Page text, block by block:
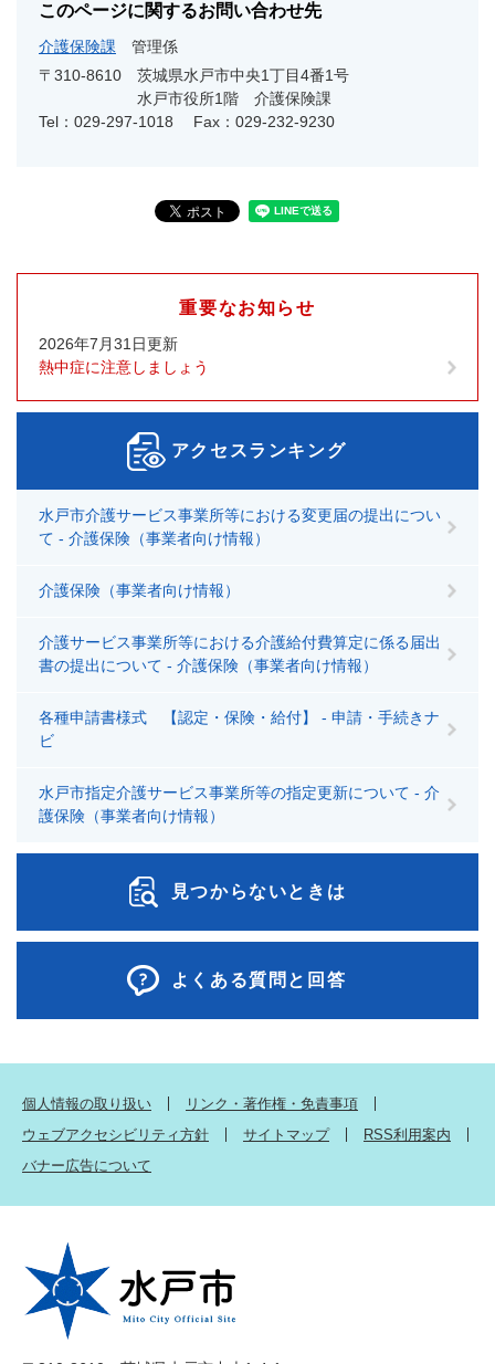
このページに関するお問い合わせ先
介護保険課
管理係
〒310-8610
茨城県水戸市中央1丁目4番1号
水戸市役所1階 介護保険課
Tel：029-297-1018
Fax：029-232-9230
重要なお知らせ
2026年7月31日更新
熱中症に注意しましょう
アクセスランキング
水戸市介護サービス事業所等における変更届の提出につい
て - 介護保険（事業者向け情報）
介護保険（事業者向け情報）
介護サービス事業所等における介護給付費算定に係る届出
書の提出について - 介護保険（事業者向け情報）
各種申請書様式 【認定・保険・給付】 - 申請・手続きナ
ビ
水戸市指定介護サービス事業所等の指定更新について - 介
護保険（事業者向け情報）
見つからないときは
よくある質問と回答
個人情報の取り扱い
リンク・著作権・免責事項
ウェブアクセシビリティ方針
サイトマップ
RSS利用案内
バナー広告について